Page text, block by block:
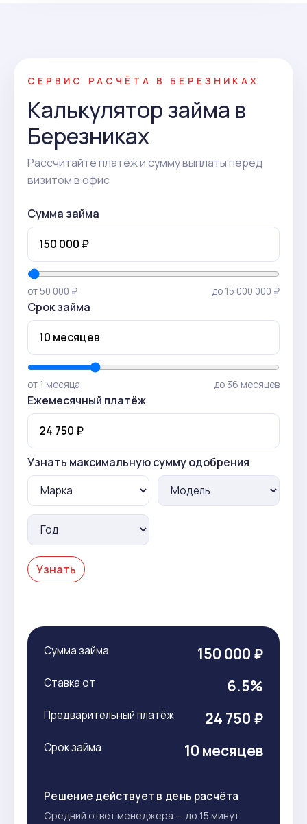
СЕРВИС РАСЧЁТА В БЕРЕЗНИКАХ
Калькулятор займа в
Березниках
Рассчитайте платёж и сумму выплаты перед
визитом в офис
Сумма займа
от 50 000 ₽ до 15 000 000 ₽
Срок займа
от 1 месяца до 36 месяцев
Ежемесячный платёж
Узнать максимальную сумму одобрения
Узнать
Сумма займа 150 000 ₽
Ставка от 6.5%
Предварительный платёж 24 750 ₽
Срок займа 10 месяцев
Решение действует в день расчёта
Средний ответ менеджера — до 15 минут